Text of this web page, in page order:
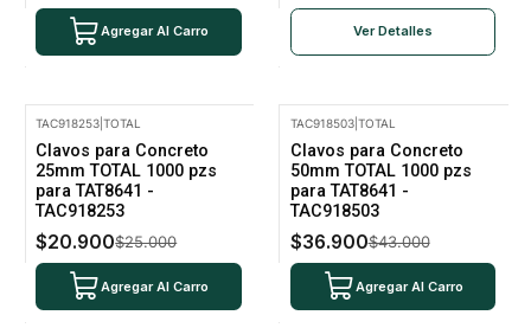
Agregar Al Carro Ver Detalles
TAC918253 |TOTAL
Clavos para Concreto
25mm TOTAL 1000 pzs
para TAT8641 -
TAC918253
$20.900$25.000
Agregar Al Carro
TAC918503| TOTAL
Clavos para Concreto
50mm TOTAL 1000 pzs
para TAT8641 -
TAC918503
$36.900$43.000
Agregar Al Carro